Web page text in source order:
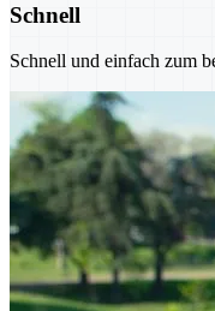
Schnell
Schnell und einfach zum